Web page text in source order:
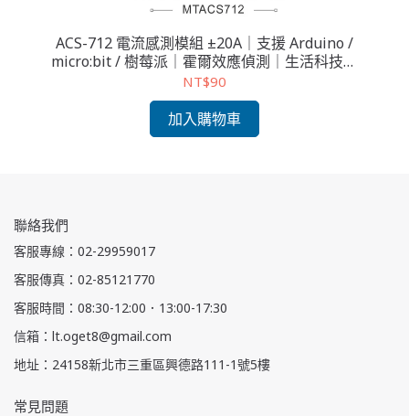
ACS-712 電流感測模組 ±20A｜支援 Arduino /
micro:bit / 樹莓派｜霍爾效應偵測｜生活科技課
綱教具
NT$90
加入購物車
聯絡我們
客服專線：02-29959017
客服傳真：02-85121770
客服時間：08:30-12:00．13:00-17:30
信箱：lt.oget8@gmail.com
地址：24158新北市三重區興德路111-1號5樓
常見問題